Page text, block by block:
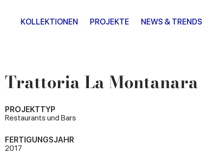
KOLLEKTIONEN PROJEKTE NEWS & TRENDS
Trattoria La Montanara
PROJEKTTYP
Restaurants und Bars
FERTIGUNGSJAHR
2017